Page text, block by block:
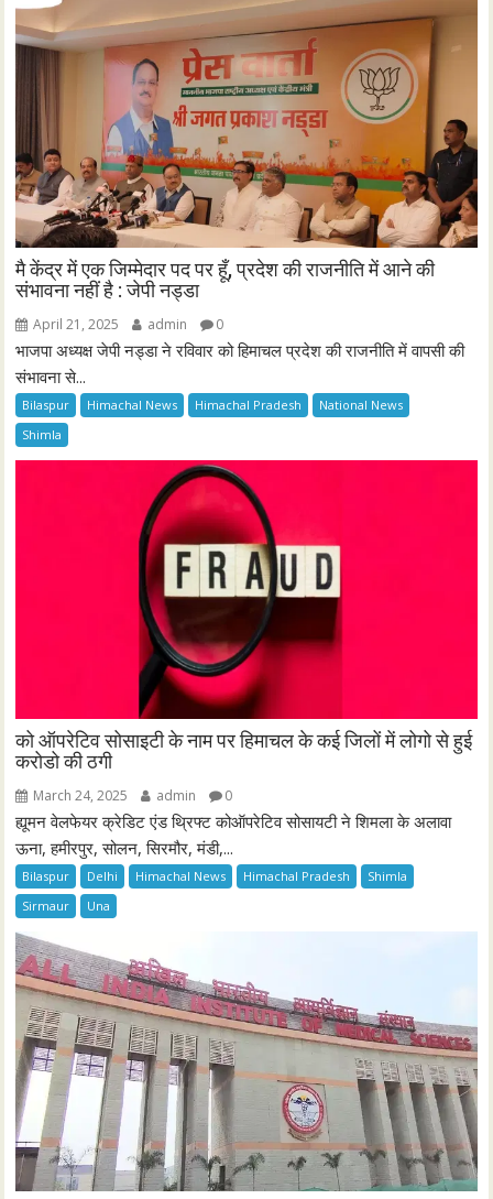
मै केंद्र में एक जिम्मेदार पद पर हूँ, प्रदेश की राजनीति में आने की
संभावना नहीं है : जेपी नड्डा
April 21, 2025 admin 0
भाजपा अध्यक्ष जेपी नड्डा ने रविवार को हिमाचल प्रदेश की राजनीति में वापसी की
संभावना से...
Bilaspur Himachal News Himachal Pradesh
National News
Shimla
को ऑपरेटिव सोसाइटी के नाम पर हिमाचल के कई जिलों में लोगो से हुई
करोडो की ठगी
March 24, 2025 admin 0
ह्यूमन वेलफेयर क्रेडिट एंड थ्रिफ्ट कोऑपरेटिव सोसायटी ने शिमला के अलावा
ऊना, हमीरपुर, सोलन, सिरमौर, मंडी,...
Bilaspur Delhi Himachal News Himachal Pradesh
Shimla
Sirmaur
Una